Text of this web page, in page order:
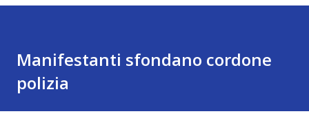
Manifestanti sfondano cordone
polizia